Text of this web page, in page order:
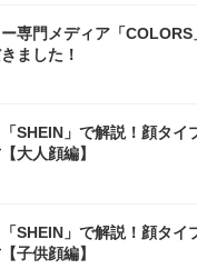
専門メディア「COLORS
ました！
SHEIN」で解説！顔タイ
大人顔編】
SHEIN」で解説！顔タイ
子供顔編】